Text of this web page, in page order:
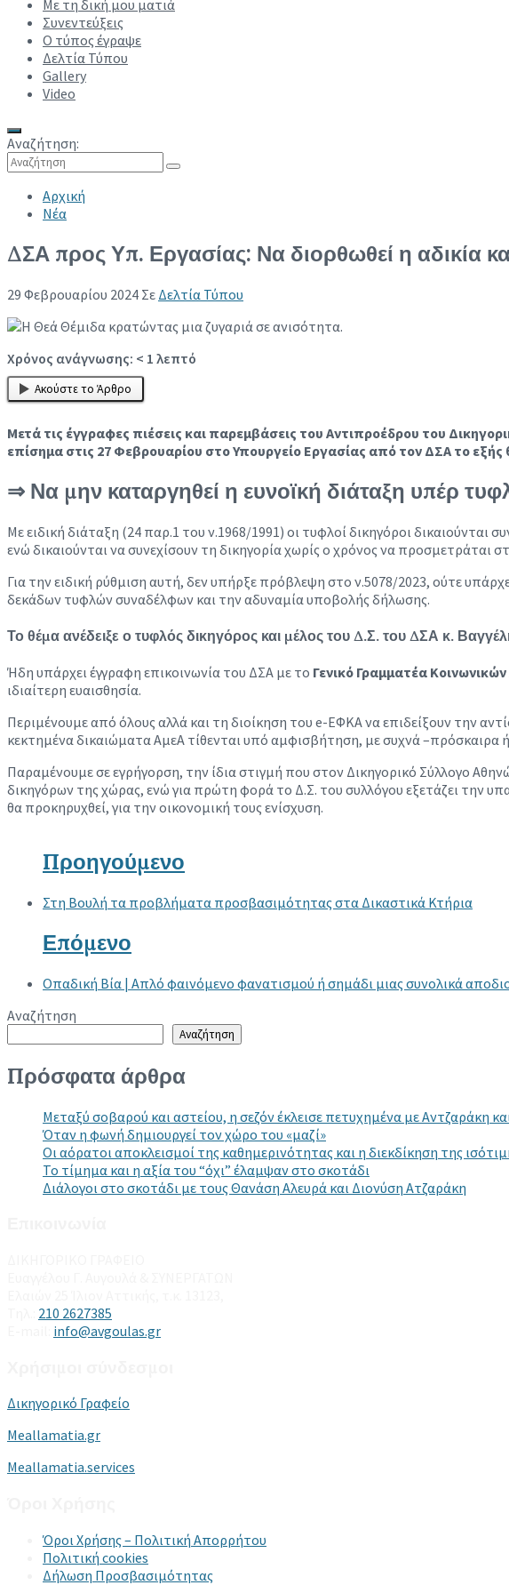
Με τη δική μου ματιά
Συνεντεύξεις
Ο τύπος έγραψε
Δελτία Τύπου
Gallery
Video
Αναζήτηση:
Αρχική
Νέα
ΔΣΑ προς Υπ. Εργασίας: Να διορθωθεί η αδικία
29 Φεβρουαρίου 2024 Σε Δελτία Τύπου
Χρόνος ανάγνωσης: < 1 λεπτό
Ακούστε το Άρθρο
Μετά τις έγγραφες πιέσεις και παρεμβάσεις του Αντιπροέδρου του
επίσημα στις 27 Φεβρουαρίου στο Υπουργείο Εργασίας από τον ΔΣΑ το εξής
⇒ Να μην καταργηθεί η ευνοϊκή διάταξη υπέρ
Με ειδική διάταξη (24 παρ.1 του ν.1968/1991) οι τυφλοί δικηγόροι
ενώ δικαιούνται να συνεχίσουν τη δικηγορία χωρίς ο χρόνος να προσμετράται
Για την ειδική ρύθμιση αυτή, δεν υπήρξε πρόβλεψη στο ν.5078/2023, ούτε
δεκάδων τυφλών συναδέλφων και την αδυναμία υποβολής δήλωσης.
Το θέμα ανέδειξε ο τυφλός δικηγόρος και μέλος του Δ.Σ. του ΔΣΑ κ.
Ήδη υπάρχει έγγραφη επικοινωνία του ΔΣΑ με το Γενικό Γραμματέα
ιδιαίτερη ευαισθησία.
Περιμένουμε από όλους αλλά και τη διοίκηση του e-ΕΦΚΑ να επιδείξουν την
κεκτημένα δικαιώματα ΑμεΑ τίθενται υπό αμφισβήτηση, με συχνά –πρόσκαιρα ή
Παραμένουμε σε εγρήγορση, την ίδια στιγμή που στον Δικηγορικό Σύλλογο
δικηγόρων της χώρας, ενώ για πρώτη φορά το Δ.Σ. του συλλόγου εξετάζει την
θα προκηρυχθεί, για την οικονομική τους ενίσχυση.
Προηγούμενο
Στη Βουλή τα προβλήματα προσβασιμότητας στα Δικαστικά Κτήρια
Επόμενο
Οπαδική Bία | Απλό φαινόμενο φανατισμού ή σημάδι μιας συνολικά
Αναζήτηση
Αναζήτηση
Πρόσφατα άρθρα
Μεταξύ σοβαρού και αστείου, η σεζόν έκλεισε πετυχημένα με Αντζαράκη
Όταν η φωνή δημιουργεί τον χώρο του «μαζί»
Οι αόρατοι αποκλεισμοί της καθημερινότητας και η διεκδίκηση της
Το τίμημα και η αξία του “όχι” έλαμψαν στο σκοτάδι
Διάλογοι στο σκοτάδι με τους Θανάση Αλευρά και Διονύση Ατζαράκη
210 2627385
info@avgoulas.gr
Δικηγορικό Γραφείο
Meallamatia.gr
Meallamatia.services
Όροι Χρήσης – Πολιτική Απορρήτου
Πολιτική cookies
Δήλωση Προσβασιμότητας